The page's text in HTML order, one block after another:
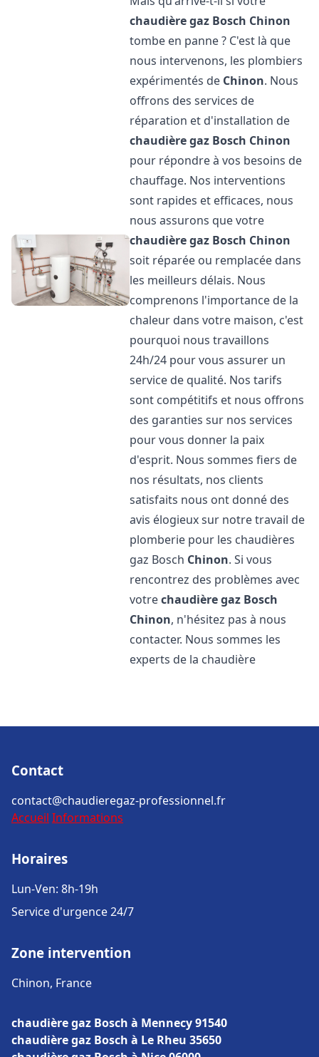
chaudière gaz Bosch Chinon
tombe en panne ? C'est là que
nous intervenons, les plombiers
expérimentés de Chinon. Nous
offrons des services de
réparation et d'installation de
chaudière gaz Bosch Chinon
pour répondre à vos besoins de
chauffage. Nos interventions
sont rapides et efficaces, nous
nous assurons que votre
chaudière gaz Bosch Chinon
soit réparée ou remplacée dans
les meilleurs délais. Nous
comprenons l'importance de la
chaleur dans votre maison, c'est
pourquoi nous travaillons
24h/24 pour vous assurer un
service de qualité. Nos tarifs
sont compétitifs et nous offrons
des garanties sur nos services
pour vous donner la paix
d'esprit. Nous sommes fiers de
nos résultats, nos clients
satisfaits nous ont donné des
avis élogieux sur notre travail de
plomberie pour les chaudières
gaz Bosch Chinon. Si vous
rencontrez des problèmes avec
votrechaudière gaz Bosch
Chinon, n'hésitez pas à nous
contacter. Nous sommes les
experts de la chaudière
Contact
contact@chaudieregaz-professionnel.fr
Accueil Informations
Horaires
Lun-Ven: 8h-19h
Service d'urgence 24/7
Zone intervention
Chinon, France
chaudière gaz Bosch à Mennecy 91540
chaudière gaz Bosch à Le Rheu 35650